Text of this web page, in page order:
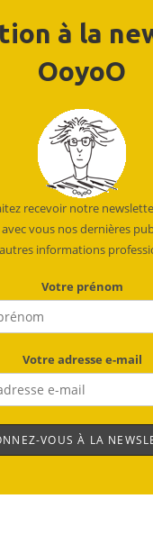
à la
OoyoO
recevoir notre
vous nos dernières
informations
Votre prénom
Votre adresse e-mail